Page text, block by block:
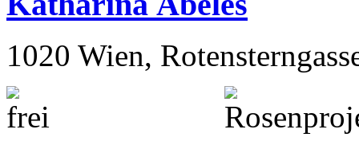
1020 Wien,